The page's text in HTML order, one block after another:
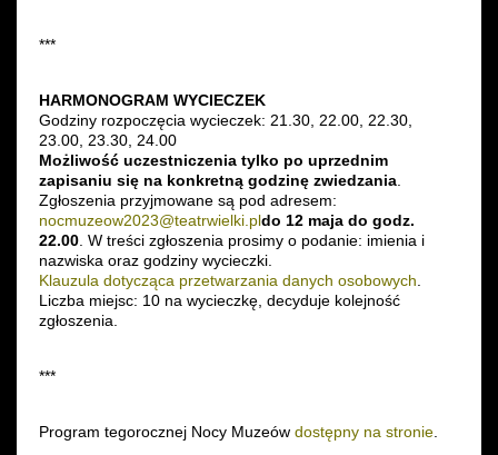
***
HARMONOGRAM WYCIECZEK
Godziny rozpoczęcia wycieczek: 21.30, 22.00, 22.30,
23.00, 23.30, 24.00
Możliwość uczestniczenia tylko po uprzednim
zapisaniu się na konkretną godzinę zwiedzania.
Zgłoszenia przyjmowane są pod adresem:
nocmuzeow2023@teatrwielki.pldo 12 maja do godz.
22.00. W treści zgłoszenia prosimy o podanie: imienia i
nazwiska oraz godziny wycieczki.
Klauzula dotycząca przetwarzania danych osobowych.
Liczba miejsc: 10 na wycieczkę, decyduje kolejność
zgłoszenia.
***
Program tegorocznej Nocy Muzeów dostępny na stronie.